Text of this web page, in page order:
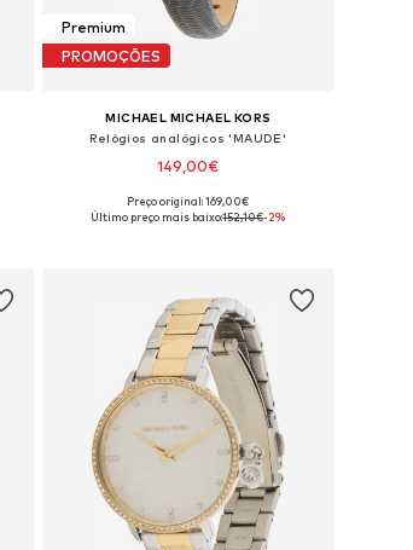
Premium
PROMOÇÕES
MICHAEL MICHAEL KORS
Relógios analógicos 'MAUDE'
149,00€
Tamanhos disponíveis: One Size
Preço original: 169,00€
Último preço mais baixo:152,10€-2%